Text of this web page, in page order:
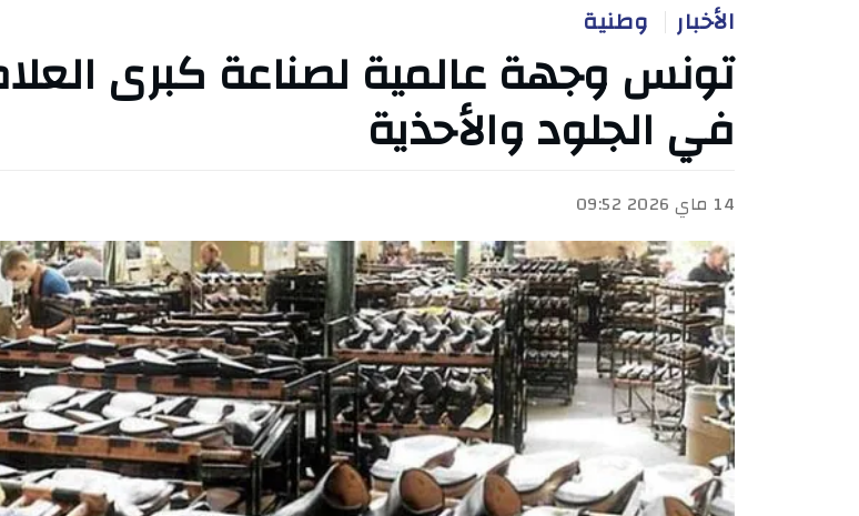
الأخبار وطنية
تونس وجهة عالمية لصناعة كبرى
في الجلود والأحذية
14 ماي 2026 09:52